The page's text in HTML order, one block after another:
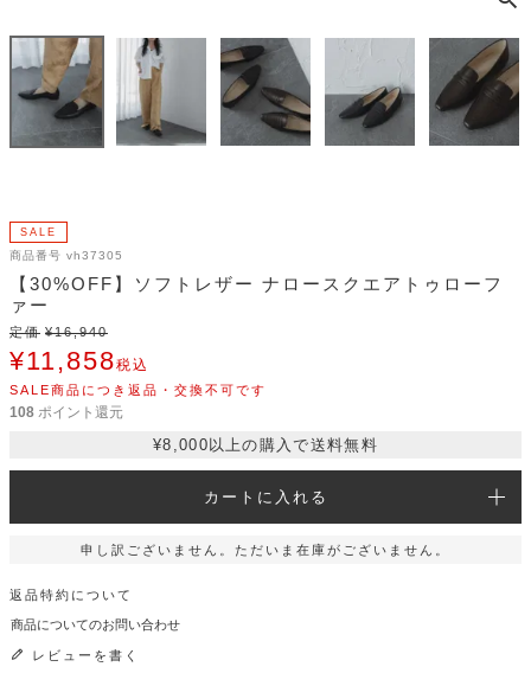
SALE
商品番号 vh37305
【30%OFF】ソフトレザー ナロースクエアトゥローフ
ァー
定価 ¥16,940
¥11,858税込
SALE商品につき返品・交換不可です
108 ポイント還元
¥8,000以上の購入で送料無料
カートに入れる
申し訳ございません。ただいま在庫がございません。
返品特約について
商品についてのお問い合わせ
レビューを書く